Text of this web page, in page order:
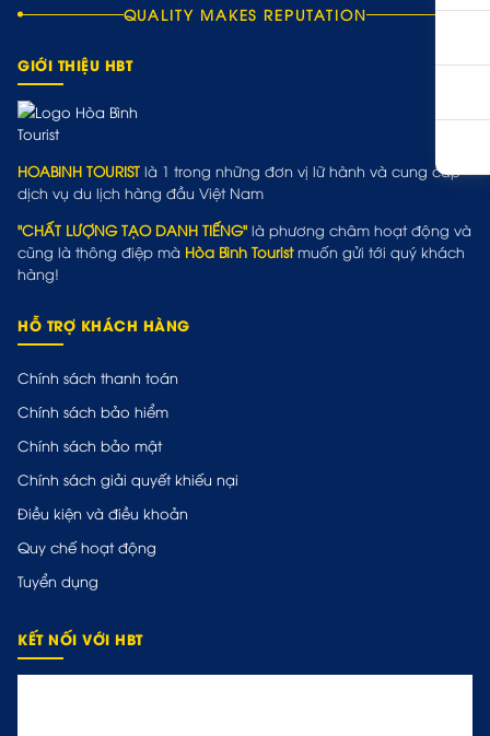
QUALITY MAKES REPUTATION
GIỚI THIỆU HBT
HOABINH TOURIST là 1 trong những đơn vị lữ hành và cung cấp
dịch vụ du lịch hàng đầu Việt Nam
"CHẤT LƯỢNG TẠO DANH TIẾNG" là phương châm hoạt động và
cũng là thông điệp mà Hòa Bình Touristmuốn gửi tới quý khách
hàng!
HỖ TRỢ KHÁCH HÀNG
Chính sách thanh toán
Chính sách bảo hiểm
Chính sách bảo mật
Chính sách giải quyết khiếu nại
Điều kiện và điều khoản
Quy chế hoạt động
Tuyển dụng
KẾT NỐI VỚI HBT